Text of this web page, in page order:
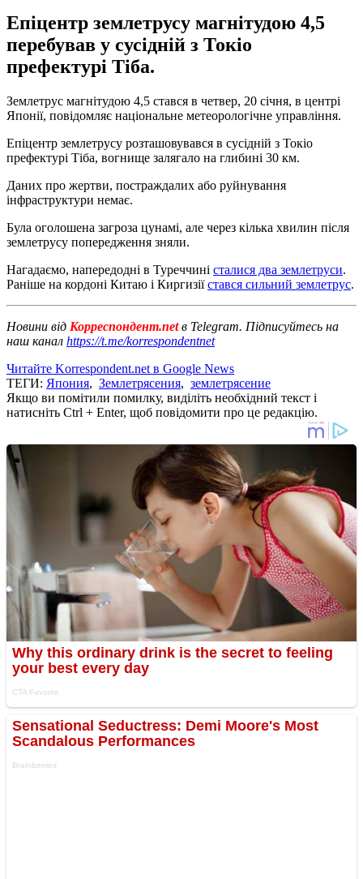
Епіцентр землетрусу магнітудою 4,5
перебував у сусідній з Токіо
префектурі Тіба.
Землетрус магнітудою 4,5 стався в четвер, 20 січня, в центрі
Японії, повідомляє національне метеорологічне управління.
Епіцентр землетрусу розташовувався в сусідній з Токіо
префектурі Тіба, вогнище залягало на глибині 30 км.
Даних про жертви, постраждалих або руйнування
інфраструктури немає.
Була оголошена загроза цунамі, але через кілька хвилин після
землетрусу попередження зняли.
Нагадаємо, напередодні в Туреччині сталися два землетруси.
Раніше на кордоні Китаю і Киргизіїстався сильний землетрус.
Новини від Корреспондент.netв Telegram. Підписуйтесь на
наш канал https://t.me/korrespondentnet
Читайте Korrespondent.net в Google News
ТЕГИ: Япония, Землетрясения, землетрясение
Якщо ви помітили помилку, виділіть необхідний текст і
натисніть Ctrl + Enter, щоб повідомити про це редакцію.